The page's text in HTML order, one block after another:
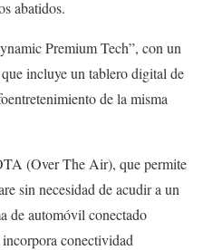
abatidos.
Premium Tech”, con un
incluye un tablero digital de
de la misma
(Over The Air), que permite
sin necesidad de acudir a un
de automóvil conectado
conectividad